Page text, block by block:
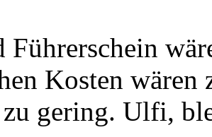
Führerschein
Kosten wären
gering. Ulfi,